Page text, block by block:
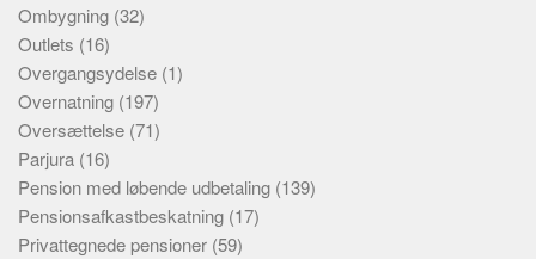
Ombygning (32)
Outlets (16)
Overgangsydelse (1)
Overnatning (197)
Oversættelse (71)
Parjura (16)
Pension med løbende udbetaling (139)
Pensionsafkastbeskatning (17)
Privattegnede pensioner (59)